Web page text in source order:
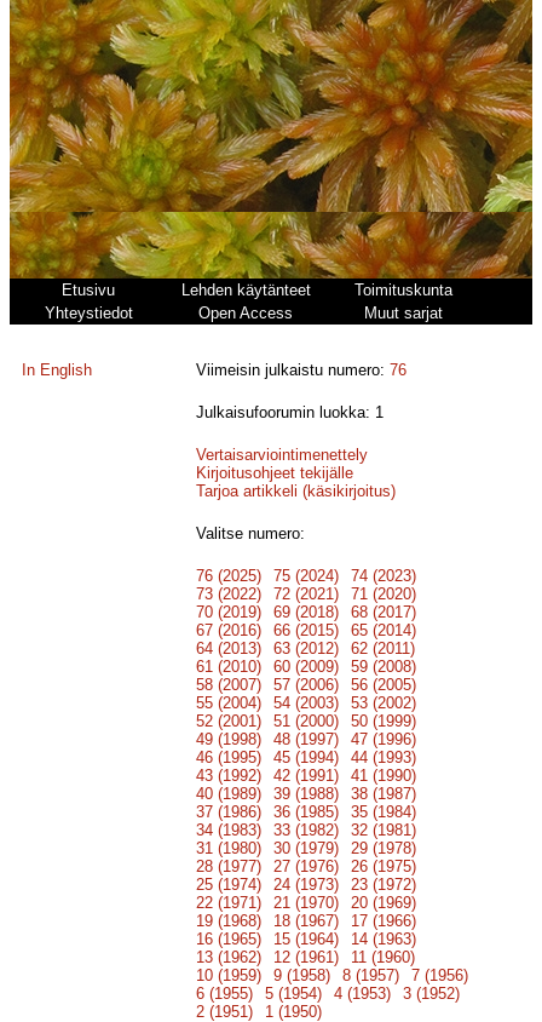
Etusivu Lehden käytänteet
Toimituskunta
Yhteystiedot
Open Access Muut sarjat
In English Viimeisin julkaistu numero:76
Julkaisufoorumin luokka: 1
Vertaisarviointimenettely
Kirjoitusohjeet tekijälle
Tarjoa artikkeli (käsikirjoitus)
Valitse numero:
76 (2025) 75 (2024)
74 (2023)
73 (2022)
72 (2021)
71 (2020)
70 (2019)
69 (2018)
68 (2017)
67 (2016)
66 (2015)
65 (2014)
64 (2013)
63 (2012)
62 (2011)
61 (2010)
60 (2009)
59 (2008)
58 (2007)
57 (2006)
56 (2005)
55 (2004)
54 (2003)
53 (2002)
52 (2001)
51 (2000)
50 (1999)
49 (1998)
48 (1997)
47 (1996)
46 (1995)
45 (1994)
44 (1993)
43 (1992)
42 (1991)
41 (1990)
40 (1989)
39 (1988)
38 (1987)
37 (1986)
36 (1985)
35 (1984)
34 (1983)
33 (1982)
32 (1981)
31 (1980)
30 (1979)
29 (1978)
28 (1977)
27 (1976)
26 (1975)
25 (1974)
24 (1973)
23 (1972)
22 (1971)
21 (1970)
20 (1969)
19 (1968)
18 (1967)
17 (1966)
16 (1965)
15 (1964)
14 (1963)
13 (1962)
12 (1961)
11 (1960)
10 (1959)
9 (1958) 8 (1957)
7 (1956)
6 (1955)
5 (1954) 4 (1953)
3 (1952)
2 (1951)
1 (1950)